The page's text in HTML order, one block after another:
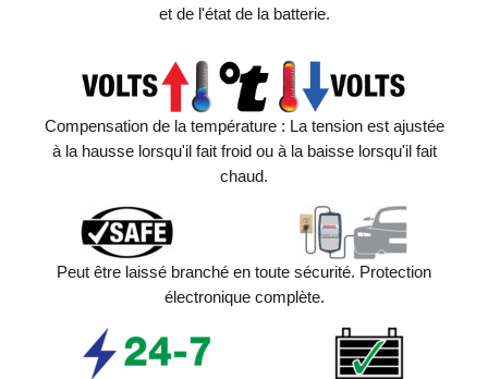
et de l'état de la batterie.
Compensation de la température : La tension est ajustée
à la hausse lorsqu'il fait froid ou à la baisse lorsqu'il fait
chaud.
Peut être laissé branché en toute sécurité. Protection
électronique complète.